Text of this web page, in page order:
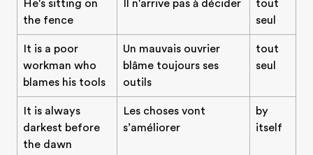
He's sitting on
the fence
Il n'arrive pas à décider
tout
seul
It is a poor
workman who
blames his tools
Un mauvais ouvrier
blâme toujours ses
outils
tout
seul
It is always
darkest before
the dawn
Les choses vont
s’améliorer
by
itself